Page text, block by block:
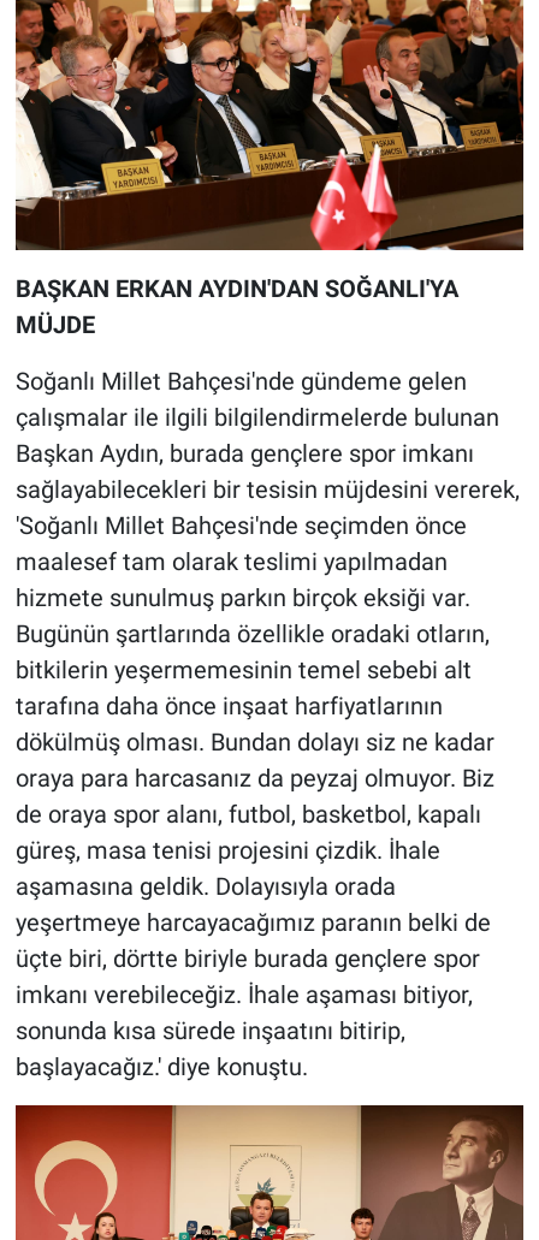
BAŞKAN ERKAN AYDIN'DAN SOĞANLI'YA
MÜJDE
Soğanlı Millet Bahçesi'nde gündeme gelen
çalışmalar ile ilgili bilgilendirmelerde bulunan
Başkan Aydın, burada gençlere spor imkanı
sağlayabilecekleri bir tesisin müjdesini vererek,
'Soğanlı Millet Bahçesi'nde seçimden önce
maalesef tam olarak teslimi yapılmadan
hizmete sunulmuş parkın birçok eksiği var.
Bugünün şartlarında özellikle oradaki otların,
bitkilerin yeşermemesinin temel sebebi alt
tarafına daha önce inşaat harfiyatlarının
dökülmüş olması. Bundan dolayı siz ne kadar
oraya para harcasanız da peyzaj olmuyor. Biz
de oraya spor alanı, futbol, basketbol, kapalı
güreş, masa tenisi projesini çizdik. İhale
aşamasına geldik. Dolayısıyla orada
yeşertmeye harcayacağımız paranın belki de
üçte biri, dörtte biriyle burada gençlere spor
imkanı verebileceğiz. İhale aşaması bitiyor,
sonunda kısa sürede inşaatını bitirip,
başlayacağız.' diye konuştu.